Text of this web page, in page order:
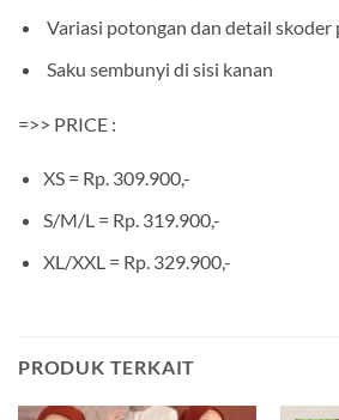
Variasi potongan dan detail skoder
Saku sembunyi di sisi kanan
=>> PRICE :
XS = Rp. 309.900,-
S/M/L = Rp. 319.900,-
XL/XXL = Rp. 329.900,-
PRODUK TERKAIT